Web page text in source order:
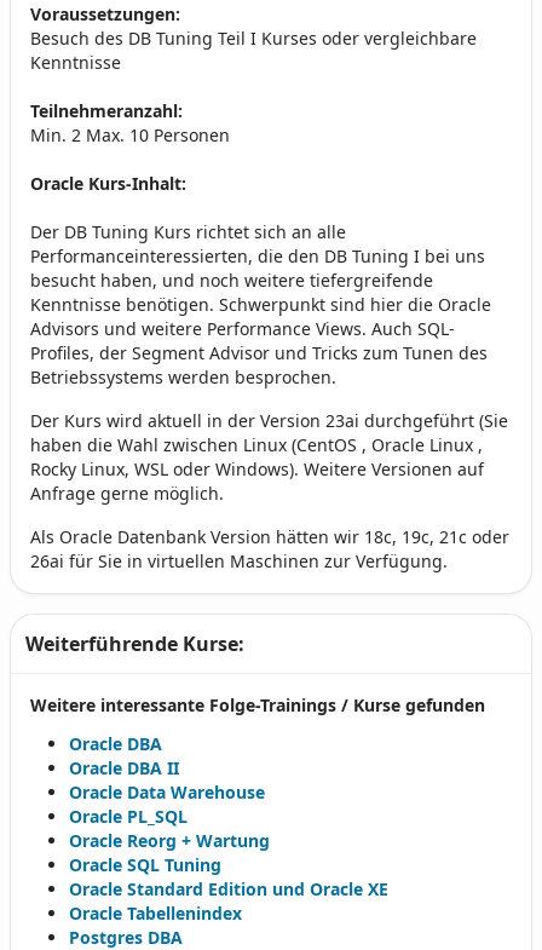
Voraussetzungen:
Besuch des DB Tuning Teil I Kurses oder vergleichbare
Kenntnisse
Teilnehmeranzahl:
Min. 2 Max. 10 Personen
Oracle Kurs-Inhalt:
Der DB Tuning Kurs richtet sich an alle
Performanceinteressierten, die den DB Tuning I bei uns
besucht haben, und noch weitere tiefergreifende
Kenntnisse benötigen. Schwerpunkt sind hier die Oracle
Advisors und weitere Performance Views. Auch SQL-
Profiles, der Segment Advisor und Tricks zum Tunen des
Betriebssystems werden besprochen.
Der Kurs wird aktuell in der Version 23ai durchgeführt (Sie
haben die Wahl zwischen Linux (CentOS , Oracle Linux ,
Rocky Linux, WSL oder Windows). Weitere Versionen auf
Anfrage gerne möglich.
Als Oracle Datenbank Version hätten wir 18c, 19c, 21c oder
26ai für Sie in virtuellen Maschinen zur Verfügung.
Weiterführende Kurse:
Weitere interessante Folge-Trainings / Kurse gefunden
Oracle DBA
Oracle DBA II
Oracle Data Warehouse
Oracle PL_SQL
Oracle Reorg + Wartung
Oracle SQL Tuning
Oracle Standard Edition und Oracle XE
Oracle Tabellenindex
Postgres DBA